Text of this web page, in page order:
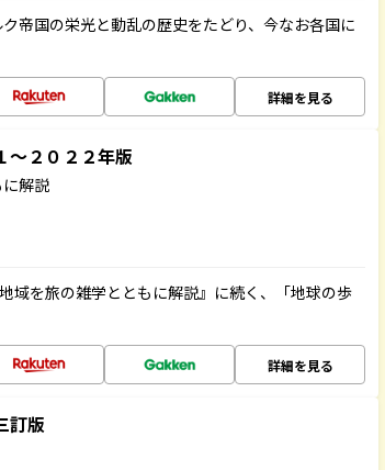
帝国の栄光と動乱の歴史をたどり、今なお各国に
詳細を見る
２０２２年版
解説
域を旅の雑学とともに解説』に続く、「地球の歩
詳細を見る
訂版